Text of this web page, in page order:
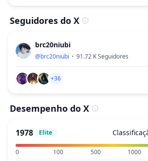
Seguidores do X
brc20niubi
@brc20niubi 91.72 KSeguidores
+36
Desempenho do X
1978 Elite
0 100 500 1000